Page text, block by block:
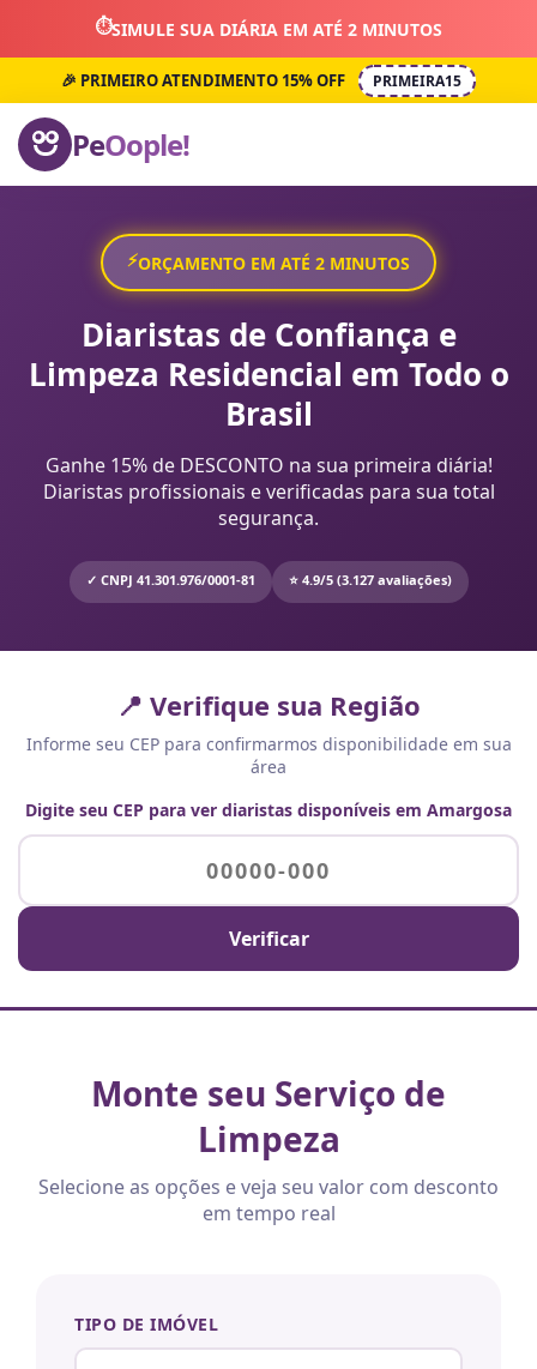
⏱️SIMULE SUA DIÁRIA EM ATÉ 2 MINUTOS
🎉 PRIMEIRO ATENDIMENTO 15% OFF PRIMEIRA15
PeOople!
⚡ORÇAMENTO EM ATÉ 2 MINUTOS
Diaristas de Confiança e
Limpeza Residencial em Todo o
Brasil
Ganhe 15% de DESCONTO na sua primeira diária!
Diaristas profissionais e verificadas para sua total
segurança.
✓ CNPJ 41.301.976/0001-81 ⭐ 4.9/5 (3.127 avaliações)
📍 Verifique sua Região
Informe seu CEP para confirmarmos disponibilidade em sua
área
Digite seu CEP para ver diaristas disponíveis em Amargosa
Verificar
Monte seu Serviço de
Limpeza
Selecione as opções e veja seu valor com desconto
em tempo real
TIPO DE IMÓVEL